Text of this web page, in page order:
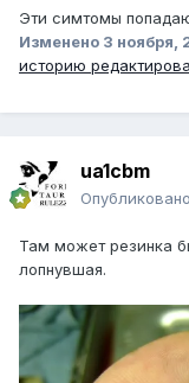
Эти симтомы
Изменено 3 ноября,
историю
ua1cbm
Опубликовано
Там может резинка
лопнувшая.